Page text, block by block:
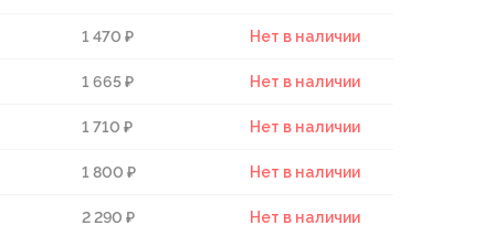
1 470 ₽ Нет в наличии
1 665 ₽ Нет в наличии
1 710 ₽ Нет в наличии
1 800 ₽ Нет в наличии
2 290 ₽ Нет в наличии